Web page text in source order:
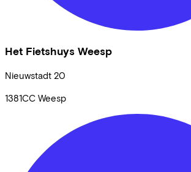
Het Fietshuys Weesp
Nieuwstadt 20
1381CC Weesp